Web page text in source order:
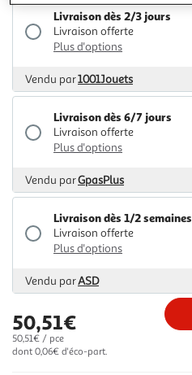
Livraison dès 2/3 jours
Livraison offerte
Plus d'options
Vendu par1001Jouets
Livraison dès 6/7 jours
Livraison offerte
Plus d'options
Vendu parGpasPlus
Livraison dès 1/2 semaines
Livraison offerte
Plus d'options
Vendu parASD
50,51€
50,51€ / pce
dont 0,06€ d'éco-part.